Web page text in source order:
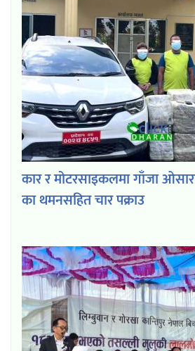
कार र मोटरसाइकलमा गाँजा
का थमनसहित चार पक्राउ